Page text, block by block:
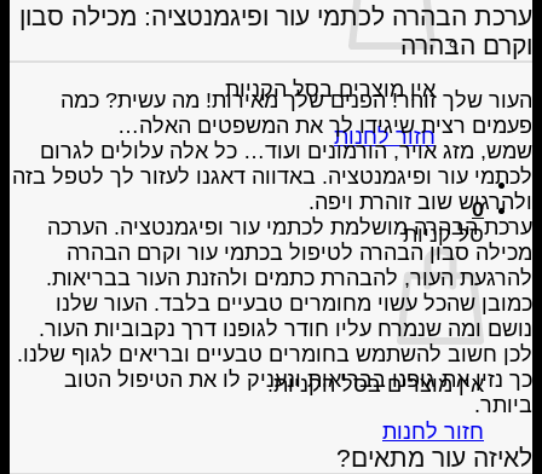
אין מוצרים בסל הקניות.
חזור לחנות
0
סל קניות
אין מוצרים בסל הקניות.
חזור לחנות
ערכת הבהרה לכתמי עור ופיגמנטציה: מכילה סבון
וקרם הבהרה
העור שלך זוהר! הפנים שלך מאירות! מה עשית? כמה
פעמים רצית שיגידו לך את המשפטים האלה…
שמש, מזג אויר, הורמונים ועוד… כל אלה עלולים לגרום
לכתמי עור ופיגמנטציה. באדווה דאגנו לעזור לך לטפל בזה
ולהרגיש שוב זוהרת ויפה.
ערכת הבהרה מושלמת לכתמי עור ופיגמנטציה. הערכה
מכילה סבון הבהרה לטיפול בכתמי עור וקרם הבהרה
להרגעת העור, להבהרת כתמים ולהזנת העור בבריאות.
כמובן שהכל עשוי מחומרים טבעיים בלבד. העור שלנו
נושם ומה שנמרח עליו חודר לגופנו דרך נקבוביות העור.
לכן חשוב להשתמש בחומרים טבעיים ובריאים לגוף שלנו.
כך נזין את גופנו בבריאות ונעניק לו את הטיפול הטוב
ביותר.
לאיזה עור מתאים?